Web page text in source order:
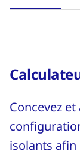
Concevez
isolants